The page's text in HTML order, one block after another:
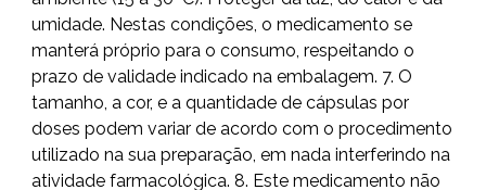
umidade. Nestas condições, o medicamento se
manterá próprio para o consumo, respeitando o
prazo de validade indicado na embalagem. 7. O
tamanho, a cor, e a quantidade de cápsulas por
doses podem variar de acordo com o procedimento
utilizado na sua preparação, em nada interferindo na
atividade farmacológica. 8. Este medicamento não